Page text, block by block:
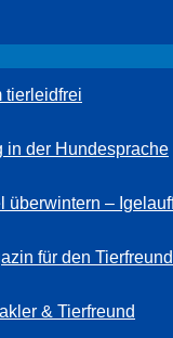
tierleidfrei
in der Hundesprache
überwintern –
für den
& Tierfreund